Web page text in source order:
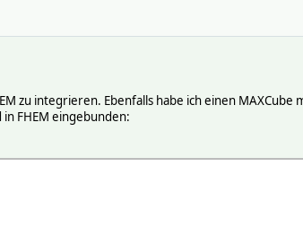
zu integrieren. Ebenfalls habe ich einen MAXCube
FHEM eingebunden: